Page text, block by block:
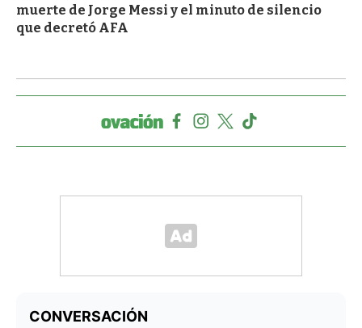
muerte de Jorge Messi y el minuto de silencio
que decretó AFA